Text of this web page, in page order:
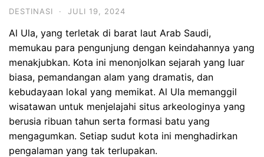
DESTINASI · JULI 19, 2024
Al Ula, yang terletak di barat laut Arab Saudi,
memukau para pengunjung dengan keindahannya yang
menakjubkan. Kota ini menonjolkan sejarah yang luar
biasa, pemandangan alam yang dramatis, dan
kebudayaan lokal yang memikat. Al Ula memanggil
wisatawan untuk menjelajahi situs arkeologinya yang
berusia ribuan tahun serta formasi batu yang
mengagumkan. Setiap sudut kota ini menghadirkan
pengalaman yang tak terlupakan.